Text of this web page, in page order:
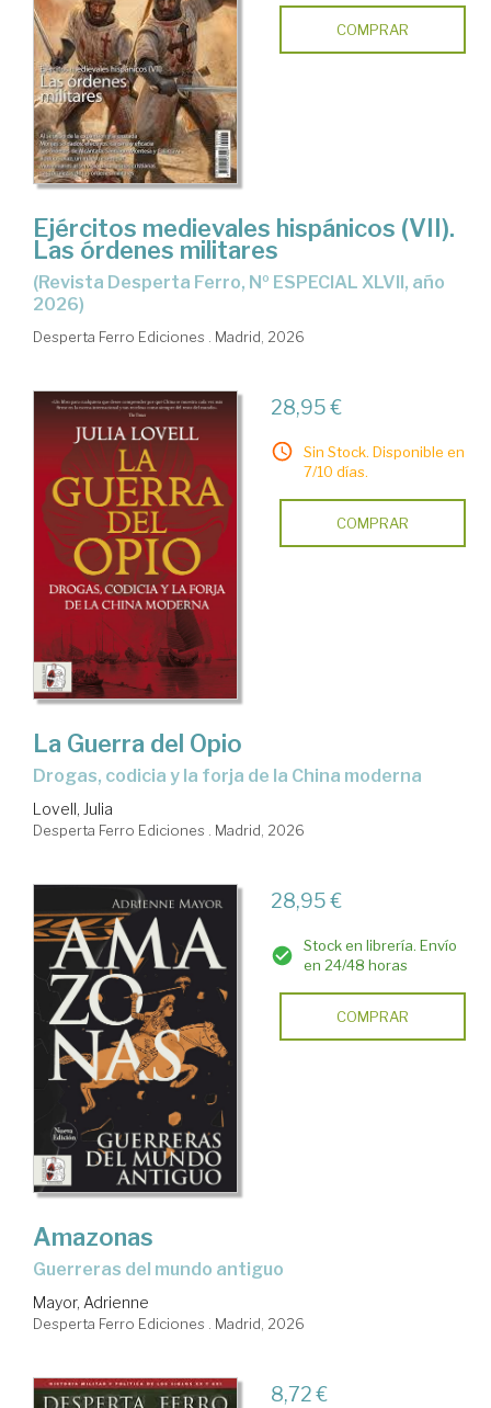
COMPRAR
Ejércitos medievales hispánicos (VII).
Las órdenes militares
(Revista Desperta Ferro, Nº ESPECIAL XLVII, año
2026)
Desperta Ferro Ediciones . Madrid, 2026
28,95 €
Sin Stock. Disponible en
7/10 días.
COMPRAR
La Guerra del Opio
Drogas, codicia y la forja de la China moderna
Lovell, Julia
Desperta Ferro Ediciones . Madrid, 2026
28,95 €
Stock en librería. Envío
en 24/48 horas
COMPRAR
Amazonas
Guerreras del mundo antiguo
Mayor, Adrienne
Desperta Ferro Ediciones . Madrid, 2026
8,72 €